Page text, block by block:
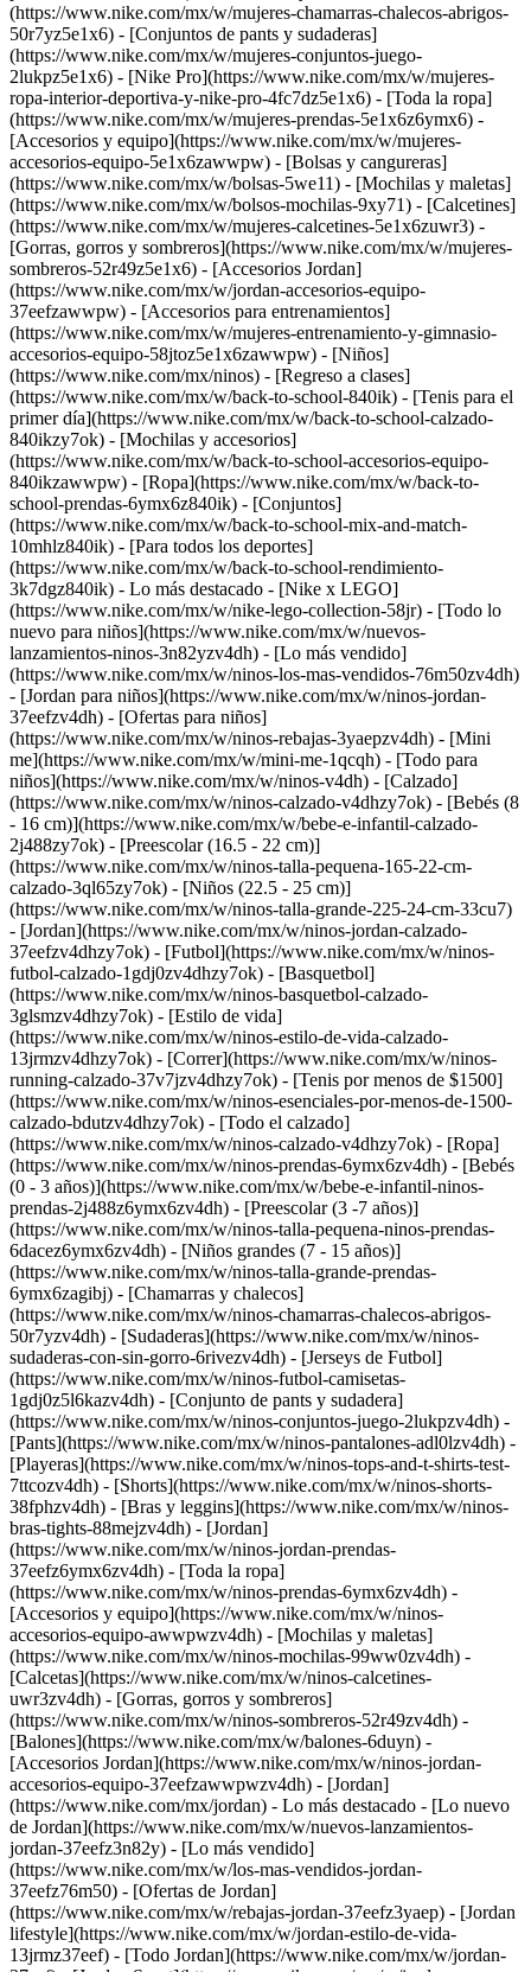
(https://www.nike.com/mx/w/mujeres-chamarras-chalecos-abrigos-
50r7yz5e1x6) - [Conjuntos de pants y sudaderas]
(https://www.nike.com/mx/w/mujeres-conjuntos-juego-
2lukpz5e1x6) - [Nike Pro](https://www.nike.com/mx/w/mujeres-
ropa-interior-deportiva-y-nike-pro-4fc7dz5e1x6) - [Toda la ropa]
(https://www.nike.com/mx/w/mujeres-prendas-5e1x6z6ymx6) -
[Accesorios y equipo](https://www.nike.com/mx/w/mujeres-
accesorios-equipo-5e1x6zawwpw) - [Bolsas y cangureras]
(https://www.nike.com/mx/w/bolsas-5we11) - [Mochilas y maletas]
(https://www.nike.com/mx/w/bolsos-mochilas-9xy71) - [Calcetines]
(https://www.nike.com/mx/w/mujeres-calcetines-5e1x6zuwr3) -
[Gorras, gorros y sombreros](https://www.nike.com/mx/w/mujeres-
sombreros-52r49z5e1x6) - [Accesorios Jordan]
(https://www.nike.com/mx/w/jordan-accesorios-equipo-
37eefzawwpw) - [Accesorios para entrenamientos]
(https://www.nike.com/mx/w/mujeres-entrenamiento-y-gimnasio-
accesorios-equipo-58jtoz5e1x6zawwpw) - [Niños]
(https://www.nike.com/mx/ninos) - [Regreso a clases]
(https://www.nike.com/mx/w/back-to-school-840ik) - [Tenis para el
primer día](https://www.nike.com/mx/w/back-to-school-calzado-
840ikzy7ok) - [Mochilas y accesorios]
(https://www.nike.com/mx/w/back-to-school-accesorios-equipo-
840ikzawwpw) - [Ropa](https://www.nike.com/mx/w/back-to-
school-prendas-6ymx6z840ik) - [Conjuntos]
(https://www.nike.com/mx/w/back-to-school-mix-and-match-
10mhlz840ik) - [Para todos los deportes]
(https://www.nike.com/mx/w/back-to-school-rendimiento-
3k7dgz840ik) - Lo más destacado - [Nike x LEGO]
(https://www.nike.com/mx/w/nike-lego-collection-58jr) - [Todo lo
nuevo para niños](https://www.nike.com/mx/w/nuevos-
lanzamientos-ninos-3n82yzv4dh) - [Lo más vendido]
(https://www.nike.com/mx/w/ninos-los-mas-vendidos-76m50zv4dh)
- [Jordan para niños](https://www.nike.com/mx/w/ninos-jordan-
37eefzv4dh) - [Ofertas para niños]
(https://www.nike.com/mx/w/ninos-rebajas-3yaepzv4dh) - [Mini
me](https://www.nike.com/mx/w/mini-me-1qcqh) - [Todo para
niños](https://www.nike.com/mx/w/ninos-v4dh) - [Calzado]
(https://www.nike.com/mx/w/ninos-calzado-v4dhzy7ok) - [Bebés (8
- 16 cm)](https://www.nike.com/mx/w/bebe-e-infantil-calzado-
2j488zy7ok) - [Preescolar (16.5 - 22 cm)]
(https://www.nike.com/mx/w/ninos-talla-pequena-165-22-cm-
calzado-3ql65zy7ok) - [Niños (22.5 - 25 cm)]
(https://www.nike.com/mx/w/ninos-talla-grande-225-24-cm-33cu7)
- [Jordan](https://www.nike.com/mx/w/ninos-jordan-calzado-
37eefzv4dhzy7ok) - [Futbol](https://www.nike.com/mx/w/ninos-
futbol-calzado-1gdj0zv4dhzy7ok) - [Basquetbol]
(https://www.nike.com/mx/w/ninos-basquetbol-calzado-
3glsmzv4dhzy7ok) - [Estilo de vida]
(https://www.nike.com/mx/w/ninos-estilo-de-vida-calzado-
13jrmzv4dhzy7ok) - [Correr](https://www.nike.com/mx/w/ninos-
running-calzado-37v7jzv4dhzy7ok) - [Tenis por menos de $1500]
(https://www.nike.com/mx/w/ninos-esenciales-por-menos-de-1500-
calzado-bdutzv4dhzy7ok) - [Todo el calzado]
(https://www.nike.com/mx/w/ninos-calzado-v4dhzy7ok) - [Ropa]
(https://www.nike.com/mx/w/ninos-prendas-6ymx6zv4dh) - [Bebés
(0 - 3 años)](https://www.nike.com/mx/w/bebe-e-infantil-ninos-
prendas-2j488z6ymx6zv4dh) - [Preescolar (3 -7 años)]
(https://www.nike.com/mx/w/ninos-talla-pequena-ninos-prendas-
6dacez6ymx6zv4dh) - [Niños grandes (7 - 15 años)]
(https://www.nike.com/mx/w/ninos-talla-grande-prendas-
6ymx6zagibj) - [Chamarras y chalecos]
(https://www.nike.com/mx/w/ninos-chamarras-chalecos-abrigos-
50r7yzv4dh) - [Sudaderas](https://www.nike.com/mx/w/ninos-
sudaderas-con-sin-gorro-6rivezv4dh) - [Jerseys de Futbol]
(https://www.nike.com/mx/w/ninos-futbol-camisetas-
1gdj0z5l6kazv4dh) - [Conjunto de pants y sudadera]
(https://www.nike.com/mx/w/ninos-conjuntos-juego-2lukpzv4dh) -
[Pants](https://www.nike.com/mx/w/ninos-pantalones-adl0lzv4dh) -
[Playeras](https://www.nike.com/mx/w/ninos-tops-and-t-shirts-test-
7ttcozv4dh) - [Shorts](https://www.nike.com/mx/w/ninos-shorts-
38fphzv4dh) - [Bras y leggins](https://www.nike.com/mx/w/ninos-
bras-tights-88mejzv4dh) - [Jordan]
(https://www.nike.com/mx/w/ninos-jordan-prendas-
37eefz6ymx6zv4dh) - [Toda la ropa]
(https://www.nike.com/mx/w/ninos-prendas-6ymx6zv4dh) -
[Accesorios y equipo](https://www.nike.com/mx/w/ninos-
accesorios-equipo-awwpwzv4dh) - [Mochilas y maletas]
(https://www.nike.com/mx/w/ninos-mochilas-99ww0zv4dh) -
[Calcetas](https://www.nike.com/mx/w/ninos-calcetines-
uwr3zv4dh) - [Gorras, gorros y sombreros]
(https://www.nike.com/mx/w/ninos-sombreros-52r49zv4dh) -
[Balones](https://www.nike.com/mx/w/balones-6duyn) -
[Accesorios Jordan](https://www.nike.com/mx/w/ninos-jordan-
accesorios-equipo-37eefzawwpwzv4dh) - [Jordan]
(https://www.nike.com/mx/jordan) - Lo más destacado - [Lo nuevo
de Jordan](https://www.nike.com/mx/w/nuevos-lanzamientos-
jordan-37eefz3n82y) - [Lo más vendido]
(https://www.nike.com/mx/w/los-mas-vendidos-jordan-
37eefz76m50) - [Ofertas de Jordan]
(https://www.nike.com/mx/w/rebajas-jordan-37eefz3yaep) - [Jordan
lifestyle](https://www.nike.com/mx/w/jordan-estilo-de-vida-
13jrmz37eef) - [Todo Jordan](https://www.nike.com/mx/w/jordan-